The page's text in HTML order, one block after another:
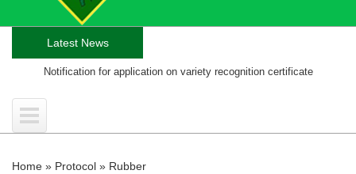
Latest News
for application on variety recognition certificate Training
Home » Protocol » Rubber